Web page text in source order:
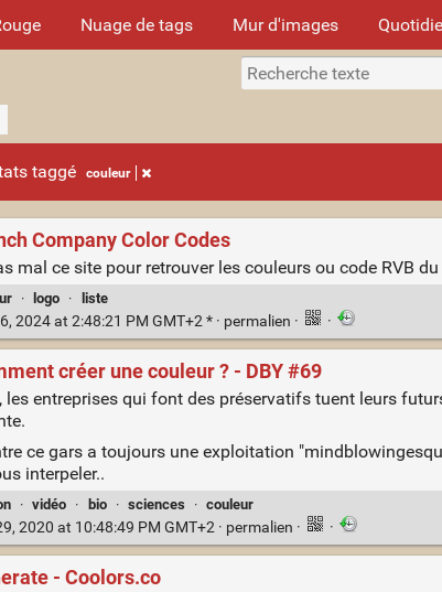
Nuage de tags Mur d'images
taggé couleur
Company Color Codes
mal ce site pour retrouver les couleurs ou code RVB
· logo · liste
2024 at 2:48:21 PM GMT+2 * · permalien · ·
créer une couleur ? - DBY #69
les entreprises qui font des préservatifs tuent leurs
ce gars a toujours une exploitation
interpeler..
· vidéo · bio · sciences · couleur
2020 at 10:48:49 PM GMT+2 · permalien · ·
- Coolors.co